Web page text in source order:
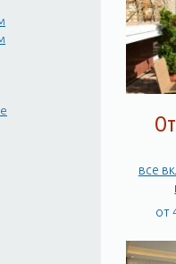
все
от